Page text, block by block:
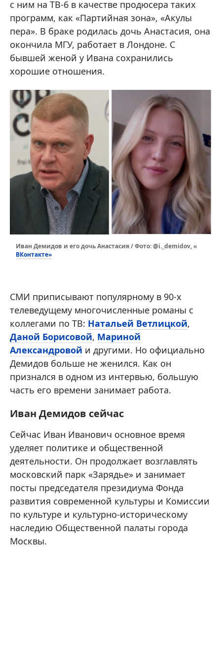
с ним на ТВ-6 в качестве продюсера таких
программ, как «Партийная зона», «Акулы
пера». В браке родилась дочь Анастасия, она
окончила МГУ, работает в Лондоне. С
бывшей женой у Ивана сохранились
хорошие отношения.
Иван Демидов и его дочь Анастасия / Фото: @i._demidov, «
ВКонтакте»
СМИ приписывают популярному в 90-х
телеведущему многочисленные романы с
коллегами по ТВ: Натальей Ветлицкой,
Даной Борисовой, Мариной
Александровой и другими. Но официально
Демидов больше не женился. Как он
признался в одном из интервью, большую
часть его времени занимает работа.
Иван Демидов сейчас
Сейчас Иван Иванович основное время
уделяет политике и общественной
деятельности. Он продолжает возглавлять
московский парк «Зарядье» и занимает
посты председателя президиума Фонда
развития современной культуры и Комиссии
по культуре и культурно-историческому
наследию Общественной палаты города
Москвы.